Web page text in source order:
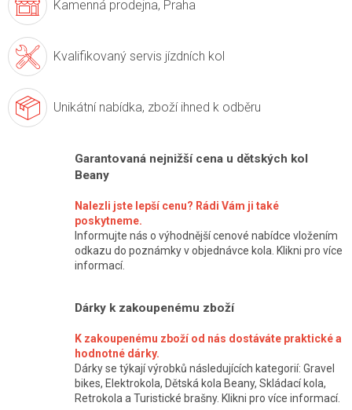
Kamenná prodejna, Praha
Kvalifikovaný servis jízdních kol
Unikátní nabídka, zboží ihned k odběru
Garantovaná nejnižší cena u dětských kol
Beany
Nalezli jste lepší cenu? Rádi Vám ji také
poskytneme.
Informujte nás o výhodnější cenové nabídce vložením
odkazu do poznámky v objednávce kola. Klikni pro více
informací.
Dárky k zakoupenému zboží
K zakoupenému zboží od nás dostáváte praktické a
hodnotné dárky.
Dárky se týkají výrobků následujících kategorií: Gravel
bikes, Elektrokola, Dětská kola Beany, Skládací kola,
Retrokola a Turistické brašny. Klikni pro více informací.